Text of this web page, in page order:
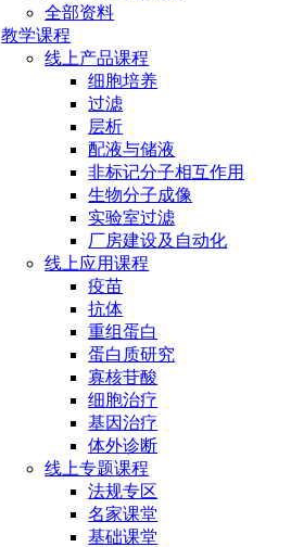
全部资料
教学课程
线上产品课程
细胞培养
过滤
层析
配液与储液
非标记分子相互作用
生物分子成像
实验室过滤
厂房建设及自动化
线上应用课程
疫苗
抗体
重组蛋白
蛋白质研究
寡核苷酸
细胞治疗
基因治疗
体外诊断
线上专题课程
法规专区
名家课堂
基础课堂